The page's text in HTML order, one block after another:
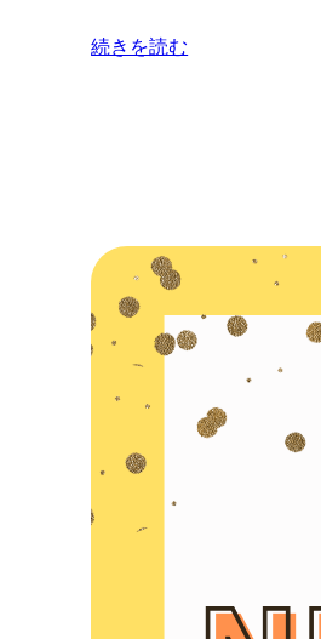
続きを読む